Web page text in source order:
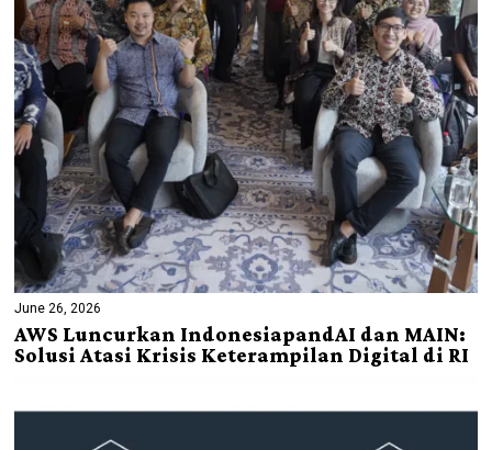
June 26, 2026
AWS Luncurkan IndonesiapandAI dan MAIN:
Solusi Atasi Krisis Keterampilan Digital di RI